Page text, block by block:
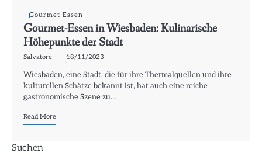
Gourmet Essen
Gourmet-Essen in Wiesbaden: Kulinarische
Höhepunkte der Stadt
Salvatore 18/11/2023
Wiesbaden, eine Stadt, die für ihre Thermalquellen und ihre
kulturellen Schätze bekannt ist, hat auch eine reiche
gastronomische Szene zu…
Read More
Suchen